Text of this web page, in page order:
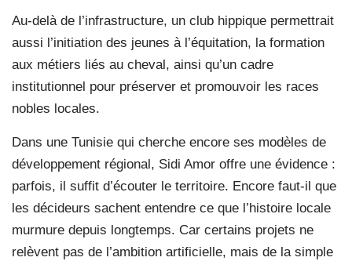
Au-delà de l’infrastructure, un club hippique permettrait
aussi l’initiation des jeunes à l’équitation, la formation
aux métiers liés au cheval, ainsi qu’un cadre
institutionnel pour préserver et promouvoir les races
nobles locales.
Dans une Tunisie qui cherche encore ses modèles de
développement régional, Sidi Amor offre une évidence :
parfois, il suffit d’écouter le territoire. Encore faut-il que
les décideurs sachent entendre ce que l’histoire locale
murmure depuis longtemps. Car certains projets ne
relèvent pas de l’ambition artificielle, mais de la simple